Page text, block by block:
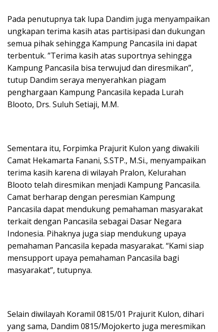
Pada penutupnya tak lupa Dandim juga menyampaikan
ungkapan terima kasih atas partisipasi dan dukungan
semua pihak sehingga Kampung Pancasila ini dapat
terbentuk. ”Terima kasih atas suportnya sehingga
Kampung Pancasila bisa terwujud dan diresmikan”,
tutup Dandim seraya menyerahkan piagam
penghargaan Kampung Pancasila kepada Lurah
Blooto, Drs. Suluh Setiaji, M.M.
Sementara itu, Forpimka Prajurit Kulon yang diwakili
Camat Hekamarta Fanani, S.STP., M.Si., menyampaikan
terima kasih karena di wilayah Pralon, Kelurahan
Blooto telah diresmikan menjadi Kampung Pancasila.
Camat berharap dengan peresmian Kampung
Pancasila dapat mendukung pemahaman masyarakat
terkait dengan Pancasila sebagai Dasar Negara
Indonesia. Pihaknya juga siap mendukung upaya
pemahaman Pancasila kepada masyarakat. “Kami siap
mensupport upaya pemahaman Pancasila bagi
masyarakat”, tutupnya.
Selain diwilayah Koramil 0815/01 Prajurit Kulon, dihari
yang sama, Dandim 0815/Mojokerto juga meresmikan